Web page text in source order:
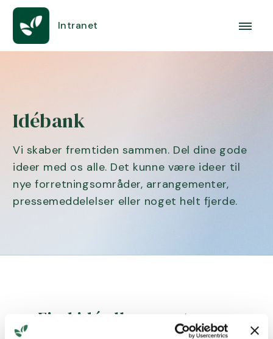
Intranet
Idébank
Vi skaber fremtiden sammen. Del dine gode
ideer med os alle. Det kunne være ideer til
nye forretningsområder, arrangementer,
pressemeddelelser eller noget helt fjerde.
Find idé eller opret en ny